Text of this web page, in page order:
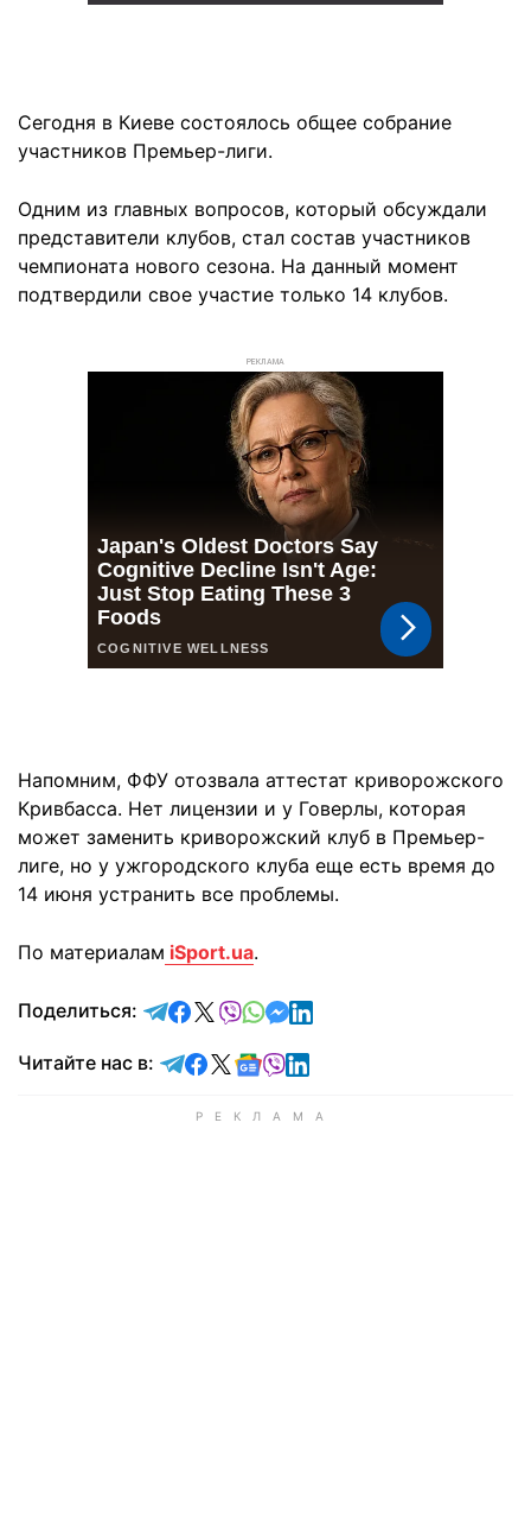
Сегодня в Киеве состоялось общее собрание
участников Премьер-лиги.
Одним из главных вопросов, который обсуждали
представители клубов, стал состав участников
чемпионата нового сезона. На данный момент
подтвердили свое участие только 14 клубов.
РЕКЛАМА
Напомним, ФФУ отозвала аттестат криворожского
Кривбасса. Нет лицензии и у Говерлы, которая
может заменить криворожский клуб в Премьер-
лиге, но у ужгородского клуба еще есть время до
14 июня устранить все проблемы.
По материалам iSport.ua.
Поделиться: отправить в Telegram
поделиться в Facebook
поделиться в X
отправить в Viber
отправить в Whatsapp
отправить в Messenger
отправить в LinkedIn
Читайте нас в: Читайте в Telegram
Читайте в Facebook
Читайте в X
Читайте в Google news
Читайте в Viber
Читайте в LinkedIn